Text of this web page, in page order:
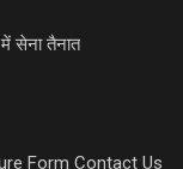
सेना तैनात
Form Contact Us